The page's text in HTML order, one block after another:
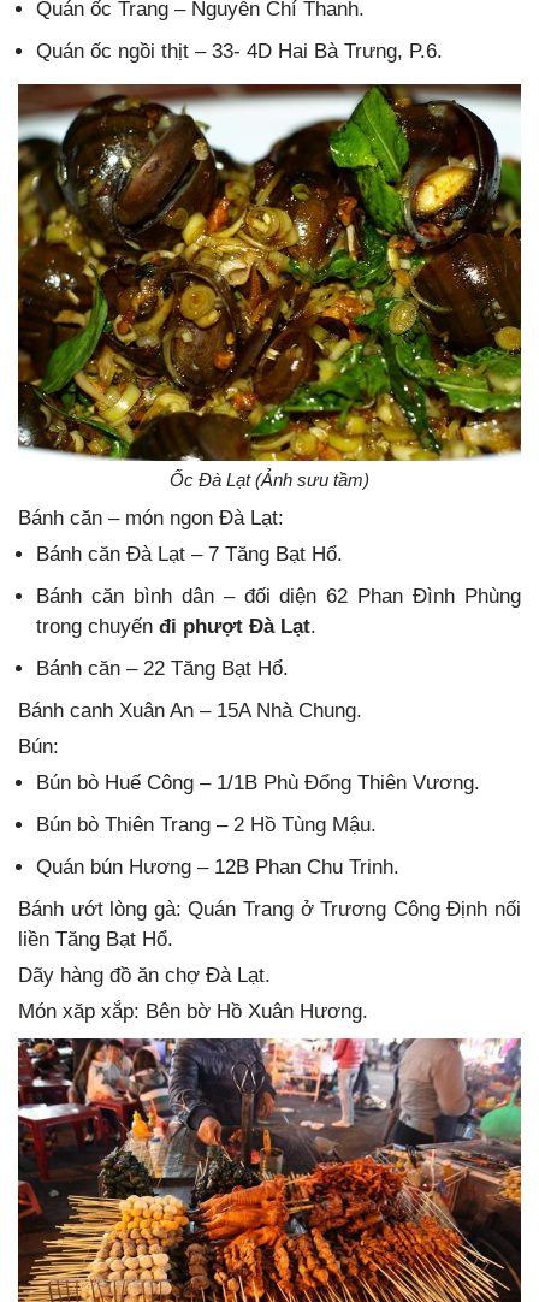
Quán ốc Trang – Nguyễn Chí Thanh.
Quán ốc ngồi thịt – 33- 4D Hai Bà Trưng, P.6.
Ốc Đà Lạt (Ảnh sưu tầm)
Bánh căn – món ngon Đà Lạt:
Bánh căn Đà Lạt – 7 Tăng Bạt Hổ.
Bánh căn bình dân – đối diện 62 Phan Đình Phùng
trong chuyến đi phượt Đà Lạt.
Bánh căn – 22 Tăng Bạt Hổ.
Bánh canh Xuân An – 15A Nhà Chung.
Bún:
Bún bò Huế Công – 1/1B Phù Đổng Thiên Vương.
Bún bò Thiên Trang – 2 Hồ Tùng Mậu.
Quán bún Hương – 12B Phan Chu Trinh.
Bánh ướt lòng gà: Quán Trang ở Trương Công Định nối
liền Tăng Bạt Hổ.
Dãy hàng đồ ăn chợ Đà Lạt.
Món xăp xắp: Bên bờ Hồ Xuân Hương.